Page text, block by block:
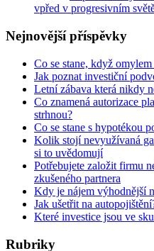
vpřed v progresivním
Nejnovější příspěvky
Co se stane, když
Jak poznat investiční
Letní zábava která nikdy
Co znamená autorizace
strhnou?
Co se stane s hypotékou
Kolik stojí nevyužívaná
si to uvědomují
Potřebujete založit firmu
zkušeného partnera
Kdy je nájem výhodnější
Jak ušetřit na
Které investice jsou ve
Rubriky